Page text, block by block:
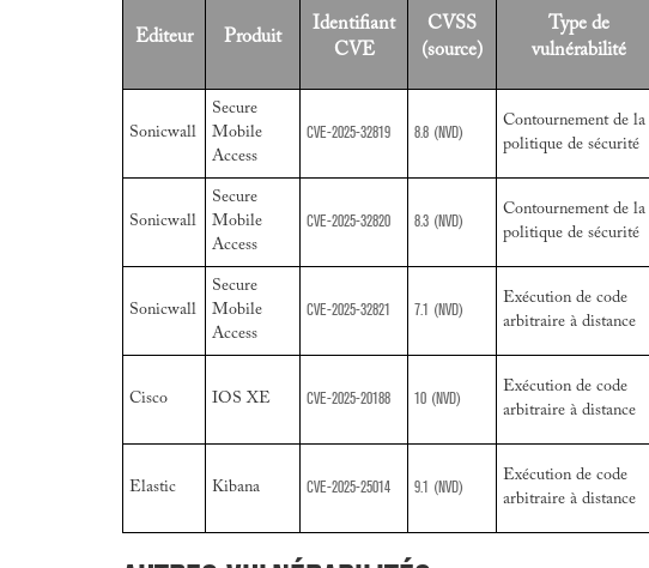
Editeur Produit
Identifiant
CVE
CVSS
(source)
Type de
vulnérabilité
Sonicwall
Secure
Mobile
Access
CVE-2025-32819 8.8 (NVD)
Contournement de la
politique de sécurité
Sonicwall
Secure
Mobile
Access
CVE-2025-32820 8.3 (NVD)
Contournement de la
politique de sécurité
Sonicwall
Secure
Mobile
Access
CVE-2025-32821 7.1 (NVD)
Exécution de code
arbitraire à distance
Cisco IOS XE CVE-2025-20188 10 (NVD)
Exécution de code
arbitraire à distance
Elastic Kibana CVE-2025-25014 9.1 (NVD)
Exécution de code
arbitraire à distance